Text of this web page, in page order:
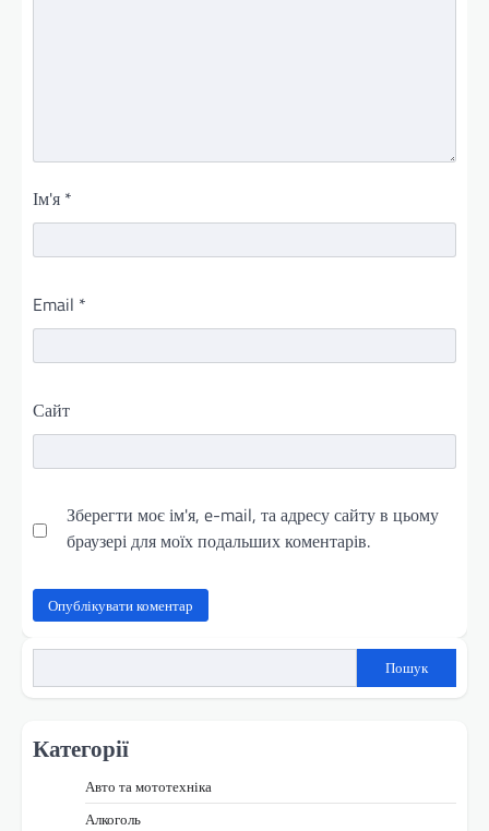
Ім'я *
Email *
Сайт
Зберегти моє ім'я, e-mail, та адресу сайту в цьому
браузері для моїх подальших коментарів.
Пошук
Категорії
Авто та мототехніка
Алкоголь